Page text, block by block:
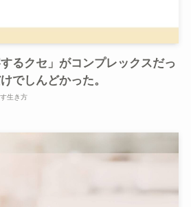
るクセ」がコンプレックスだっ
でしんどかった。
生き方